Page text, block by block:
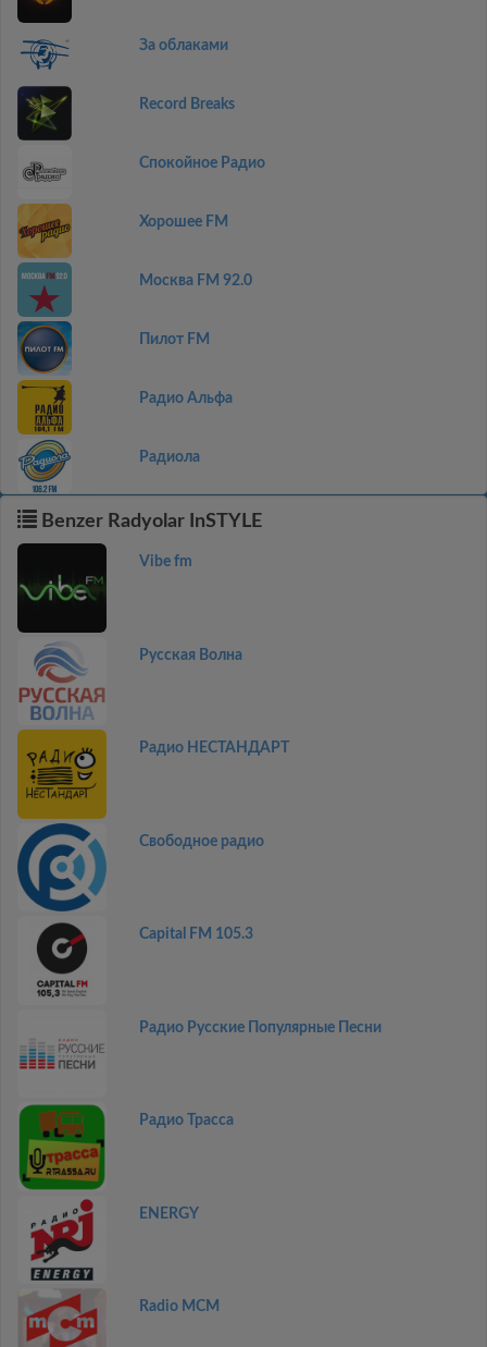
За облаками
Record Breaks
Спокойное Радио
Хорошее FM
Москва FM 92.0
Пилот FM
Радио Альфа
Радиола
Benzer Radyolar InSTYLE
Vibe fm
Русская Волна
Радио НЕСТАНДАРТ
Свободное радио
Capital FM 105.3
Радио Русские Популярные Песни
Радио Трасса
ENERGY
Radio MCM